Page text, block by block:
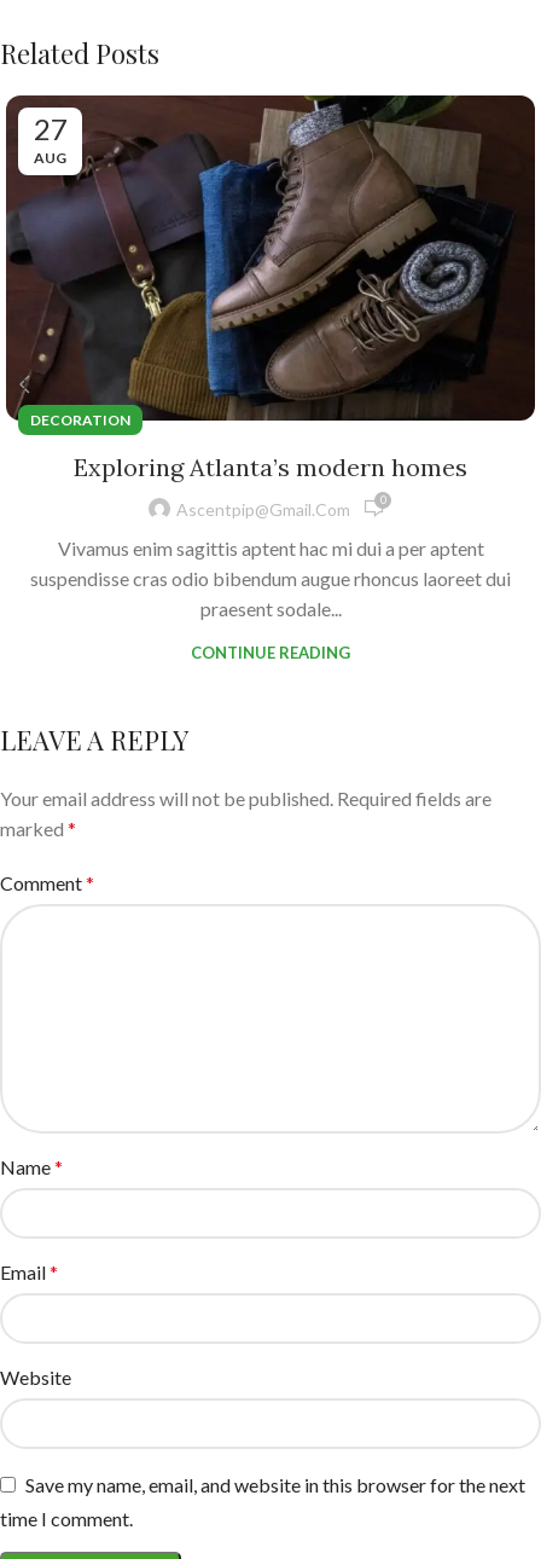
Related Posts
27
AUG
DECORATION
Exploring Atlanta’s modern homes
Ascentpip@gmail.com 0
Vivamus enim sagittis aptent hac mi dui a per aptent
suspendisse cras odio bibendum augue rhoncus laoreet dui
praesent sodale...
CONTINUE READING
LEAVE A REPLY
Your email address will not be published. Required fields are
marked *
Comment*
Name*
Email*
Website
Save my name, email, and website in this browser for the next
time I comment.